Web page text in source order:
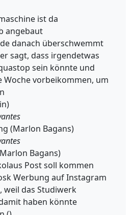
ist da
angebaut
danach überschwemmt
sagt, dass irgendetwas
sein könnte und
Woche vorbeikommen, um
(Marlon Bagans)
Bagans)
Post soll kommen
Werbung auf Instagram
weil das Studiwerk
haben könnte